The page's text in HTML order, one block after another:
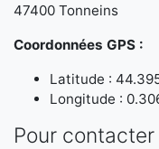
47400 Tonneins
Coordonnées GPS :
Latitude :
Longitude :
Pour contacter